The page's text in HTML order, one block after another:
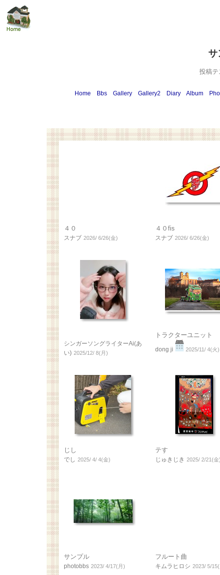
サ
投稿テ
Home Bbs Gallery Gallery2 Diary Album
４０
スナブ 2026/ 6/26(金)
４０fis
スナブ 2026/ 6/26(金)
シンガーソングライターAi(あ
い) 2025/12/ 8(月)
トラクターユニット
dong ji 2025/11/ 4(火)
じし
でし 2025/ 4/ 4(金)
テす
じゅきじき 2025/ 2/21(金
サンプル
photobbs 2023/ 4/17(月)
フルート曲
キムラヒロシ 2023/ 5/